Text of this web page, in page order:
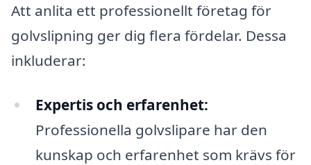
Att anlita ett professionellt företag för
golvslipning ger dig flera fördelar. Dessa
inkluderar:
Expertis och erfarenhet:
Professionella golvslipare har den
kunskap och erfarenhet som krävs för